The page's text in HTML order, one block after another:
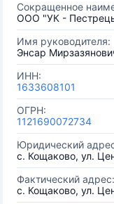
Сокращенное
ООО "УК -
Имя руководителя:
Энсар
ИНН:
1633608101
ОГРН:
1121690072734
Юридический
с. Кощаково, ул.
Фактический адрес:
с. Кощаково, ул.